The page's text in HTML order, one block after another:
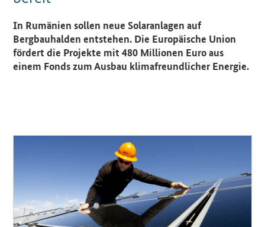
In Rumänien sollen neue Solaranlagen auf
Bergbauhalden entstehen. Die Europäische Union
fördert die Projekte mit 480 Millionen Euro aus
einem Fonds zum Ausbau klimafreundlicher Energie.